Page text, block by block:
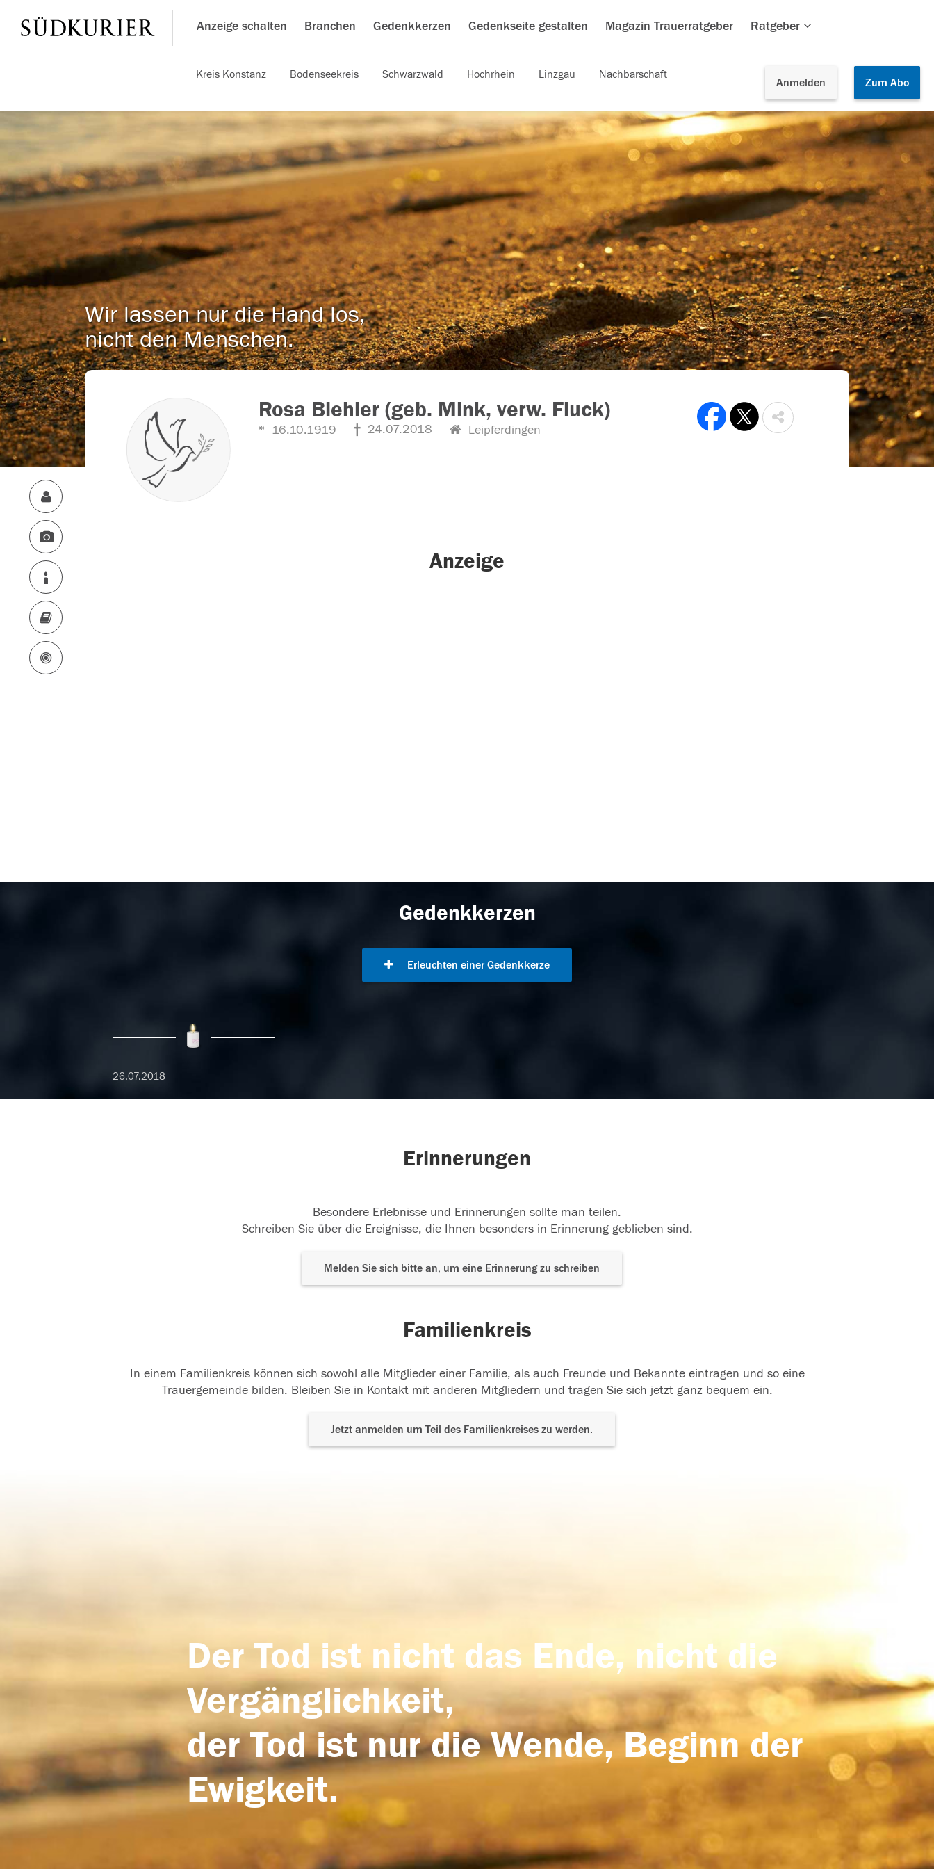
Anzeige schalten Branchen Gedenkkerzen Gedenkseite gestalten Magazin Trauerratgeber Ratgeber
Anmelden Zum Abo
Kreis Konstanz Bodenseekreis Schwarzwald Hochrhein Linzgau Nachbarschaft
Wir lassen nur die Hand los,
nicht den Menschen.
Rosa Biehler (geb. Mink, verw. Fluck)
16.10.1919 24.07.2018 Leipferdingen
Anzeige
Gedenkkerzen
Erleuchten einer Gedenkkerze
26.07.2018
Erinnerungen
Besondere Erlebnisse und Erinnerungen sollte man teilen.
Schreiben Sie über die Ereignisse, die Ihnen besonders in Erinnerung geblieben sind.
Melden Sie sich bitte an, um eine Erinnerung zu schreiben
Familienkreis
In einem Familienkreis können sich sowohl alle Mitglieder einer Familie, als auch Freunde und Bekannte eintragen und so eine
Trauergemeinde bilden. Bleiben Sie in Kontakt mit anderen Mitgliedern und tragen Sie sich jetzt ganz bequem ein.
Jetzt anmelden um Teil des Familienkreises zu werden.
Der Tod ist nicht das Ende, nicht die
Vergänglichkeit,
der Tod ist nur die Wende, Beginn der
Ewigkeit.